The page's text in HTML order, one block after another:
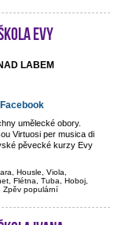
Evy
LABEM
Facebook
umělecké obory.
Virtuosi per musica di
pěvecké kurzy Evy
Housle, Viola,
Flétna, Tuba, Hoboj,
Zpěv populární